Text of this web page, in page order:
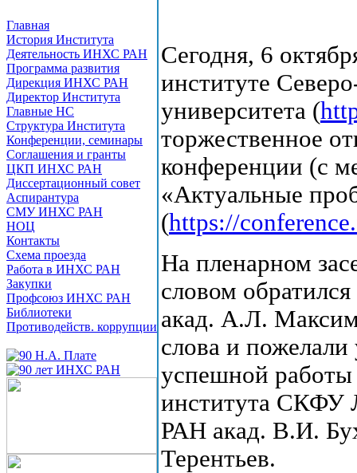
Главная
История Института
Деятельность ИНХС РАН
Программа развития
Дирекция ИНХС РАН
Директор Института
Главные НС
Структура Института
Конференции, семинары
Соглашения и гранты
ЦКП ИНХС РАН
Диссертационный совет
Аспирантура
СМУ ИНХС РАН
НОЦ
Контакты
Схема проезда
Работа в ИНХС РАН
Закупки
Профсоюз ИНХС РАН
Библиотеки
Противодейств. коррупции
Сегодня, 6
институте
университета (
торжественное
конференции (с
«Актуальные
(https://
На пленарном
словом
акад. А.Л.
слова и
успешной работы
института
РАН акад. В.И.
Терентьев.